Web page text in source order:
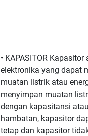
• KAPASITOR
elektronika yang dapat
muatan listrik atau
menyimpan muatan
dengan kapasitansi
hambatan, kapasitor
tetap dan kapasitor